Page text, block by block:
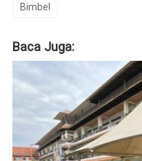
Bimbel
Baca Juga: